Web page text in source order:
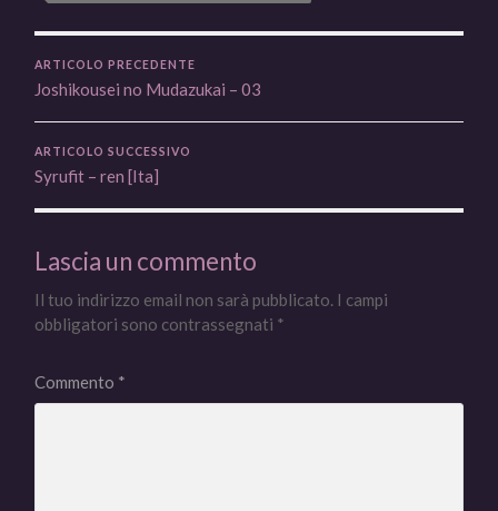
ARTICOLO PRECEDENTE
Joshikousei no Mudazukai – 03
ARTICOLO SUCCESSIVO
Syrufit – ren [Ita]
Lascia un commento
Il tuo indirizzo email non sarà pubblicato. I campi
obbligatori sono contrassegnati *
Commento *